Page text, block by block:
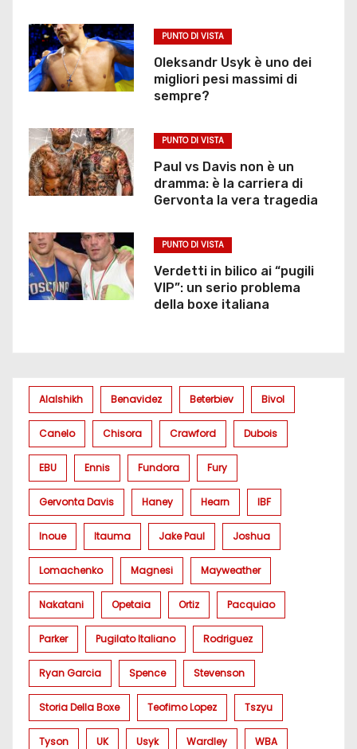
PUNTO DI VISTA
Oleksandr Usyk è uno dei
migliori pesi massimi di
sempre?
PUNTO DI VISTA
Paul vs Davis non è un
dramma: è la carriera di
Gervonta la vera tragedia
PUNTO DI VISTA
Verdetti in bilico ai “pugili
VIP”: un serio problema
della boxe italiana
Alalshikh Benavidez Beterbiev Bivol
Canelo Chisora Crawford Dubois
EBU Ennis Fundora Fury
Gervonta Davis Haney Hearn IBF
Inoue Itauma Jake Paul Joshua
Lomachenko Magnesi Mayweather
Nakatani Opetaia Ortiz Pacquiao
Parker Pugilato Italiano Rodriguez
Ryan Garcia Spence Stevenson
Storia Della Boxe Teofimo Lopez Tszyu
Tyson UK Usyk Wardley WBA